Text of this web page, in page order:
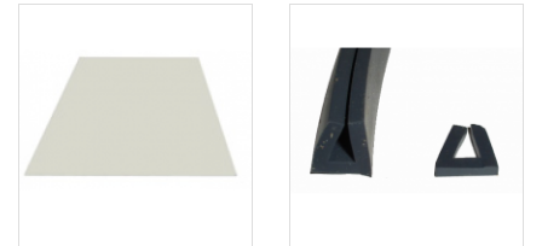
172.81руб.